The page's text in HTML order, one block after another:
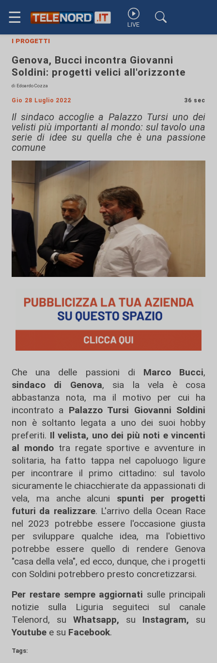
☰ LIVE
i progetti
Genova, Bucci incontra Giovanni
Soldini: progetti velici all'orizzonte
di Edoardo Cozza
Gio 28 Luglio 2022 36 sec
Il sindaco accoglie a Palazzo Tursi uno dei
velisti più importanti al mondo: sul tavolo una
serie di idee su quella che è una passione
comune
Che una delle passioni di Marco Bucci,
sindaco
di Genova, sia la vela è cosa
abbastanza nota, ma il motivo per cui ha
incontrato a Palazzo Tursi Giovanni Soldini
non è soltanto legata a uno dei suoi hobby
preferiti. Il velista, uno dei più noti e vincenti
al mondotra regate sportive e avventure in
solitaria, ha fatto tappa nel capoluogo ligure
per incontrare il primo cittadino: sul tavolo
sicuramente le chiacchierate da appassionati di
vela, ma anche alcuni spunti per progetti
futuri da realizzare. L'arrivo della Ocean Race
nel 2023 potrebbe essere l'occasione giusta
per sviluppare qualche idea, ma l'obiettivo
potrebbe essere quello di rendere Genova
"casa della vela", ed ecco, dunque, che i progetti
con Soldini potrebbero presto concretizzarsi.
Per restare sempre aggiornati sulle principali
notizie sulla Liguria seguiteci sul canale
Telenord, su
Whatsapp, su Instagram, su
Youtube e su Facebook.
Tags: